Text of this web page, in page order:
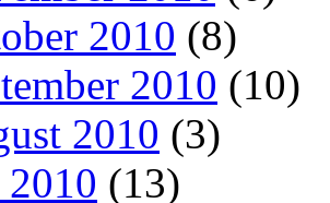
2010 (8)
2010 (10)
2010 (3)
(13)